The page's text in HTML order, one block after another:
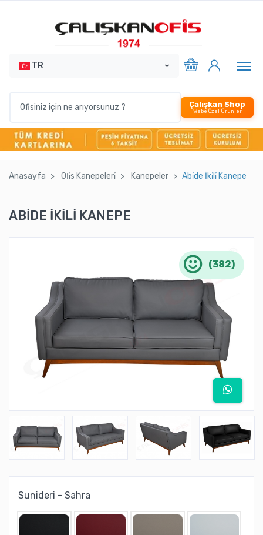
TR
Çalışkan Shop
Webe Özel Ürünler
Anasayfa Ofi̇s Kanepeleri̇ Kanepeler Abi̇de İki̇li̇ Kanepe
ABİDE İKİLİ KANEPE
(382)
Sunideri - Sahra